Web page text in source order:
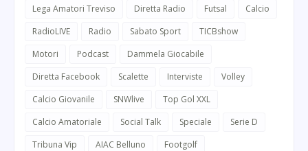
Lega Amatori Treviso
Diretta Radio Futsal
Calcio
RadioLIVE
Radio Sabato Sport
TICBshow
Motori
Podcast
Dammela Giocabile
Diretta Facebook
Scalette Interviste
Volley
Calcio Giovanile
SNWlive
Top Gol XXL
Calcio Amatoriale
Social Talk Speciale
Serie D
Tribuna Vip
AIAC Belluno
Footgolf